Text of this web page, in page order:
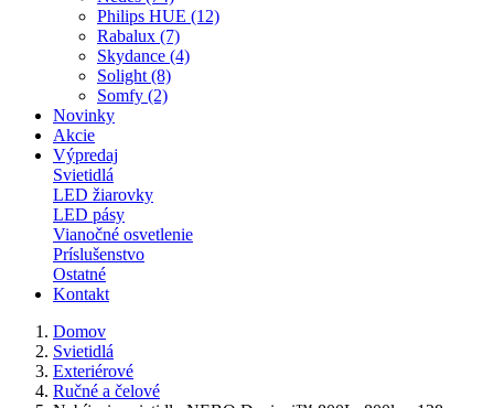
Philips HUE (12)
Rabalux (7)
Skydance (4)
Solight (8)
Somfy (2)
Novinky
Akcie
Výpredaj
Svietidlá
LED žiarovky
LED pásy
Vianočné osvetlenie
Príslušenstvo
Ostatné
Kontakt
Domov
Svietidlá
Exteriérové
Ručné a čelové